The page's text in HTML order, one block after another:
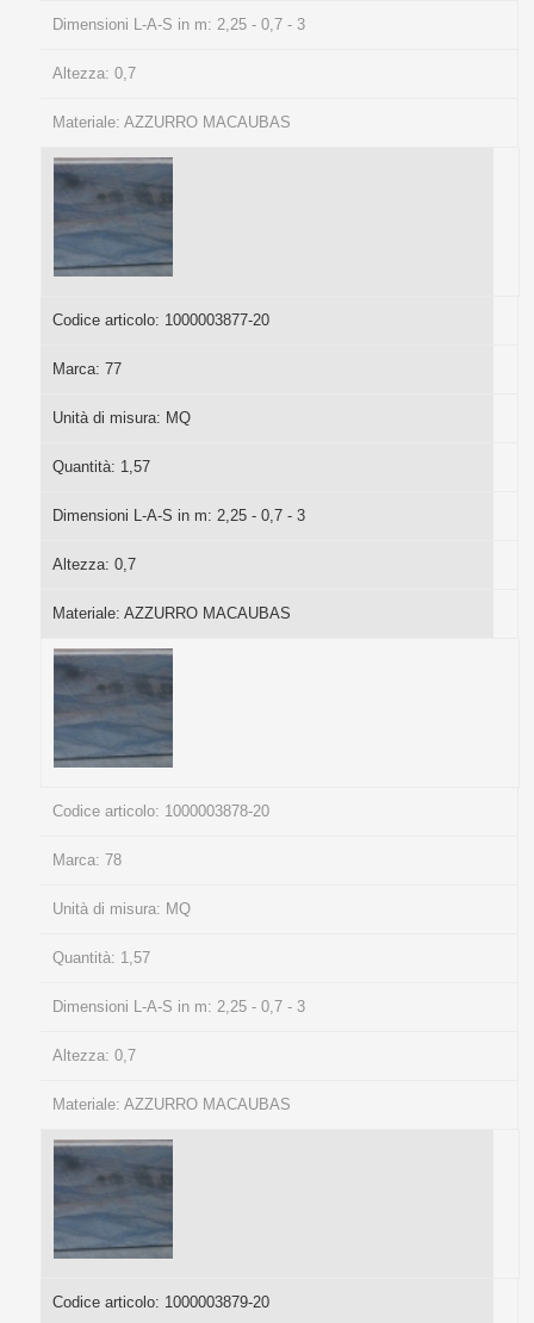
Dimensioni L-A-S in m: 2,25 - 0,7 - 3
Altezza: 0,7
Materiale: AZZURRO MACAUBAS
Codice articolo: 1000003877-20
Marca: 77
Unità di misura: MQ
Quantità: 1,57
Dimensioni L-A-S in m: 2,25 - 0,7 - 3
Altezza: 0,7
Materiale: AZZURRO MACAUBAS
Codice articolo: 1000003878-20
Marca: 78
Unità di misura: MQ
Quantità: 1,57
Dimensioni L-A-S in m: 2,25 - 0,7 - 3
Altezza: 0,7
Materiale: AZZURRO MACAUBAS
Codice articolo: 1000003879-20